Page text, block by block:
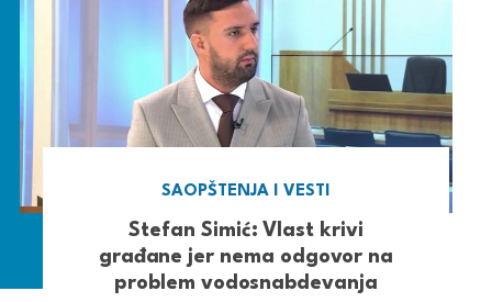
SAOPŠTENJA I VESTI
Stefan Simić: Vlast krivi
građane jer nema odgovor na
problem vodosnabdevanja